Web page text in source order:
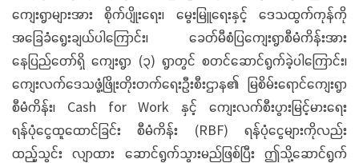
ကျေးရွာများအား စိုက်ပျိုးရေး၊ မွေးမြူရေးနှင့် ဒေသထွက်ကုန်ကို
အခြေခံရွေးချယ်ပါကြောင်း၊ ခေတ်မီစံပြကျေးရွာစီမံကိန်းအား
နေပြည်တော်ရှိ ကျေးရွာ (၃) ရွာတွင် စတင်ဆောင်ရွက်ခဲ့ပါကြောင်း၊
ကျေးလက်ဒေသဖွံ့ဖြိုးတိုးတက်ရေးဦးစီးဌာန၏ မြစိမ်းရောင်ကျေးရွာ
စီမံကိန်း၊ Cash for Work နှင့် ကျေးလက်စီးပွားမြင့်မားရေး
ရန်ပုံငွေထူထောင်ခြင်း စီမံကိန်း (RBF) ရန်ပုံငွေများကိုလည်း
ထည့်သွင်း လျာထား ဆောင်ရွက်သွားမည်ဖြစ်ပြီး ဤသို့ဆောင်ရွက်